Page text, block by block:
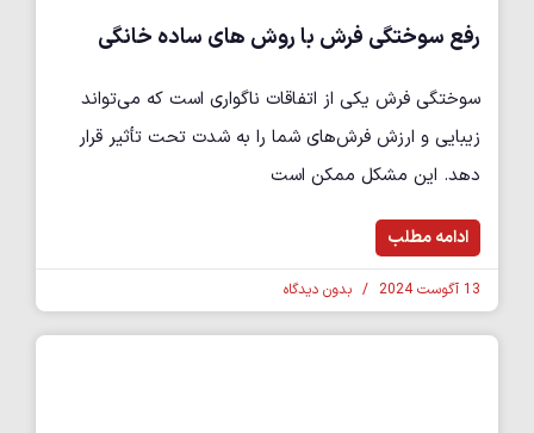
رفع سوختگی فرش با روش های ساده خانگی
سوختگی فرش یکی از اتفاقات ناگواری است که می‌تواند
زیبایی و ارزش فرش‌های شما را به شدت تحت تأثیر قرار
دهد. این مشکل ممکن است
ادامه مطلب
13 آگوست 2024 بدون دیدگاه